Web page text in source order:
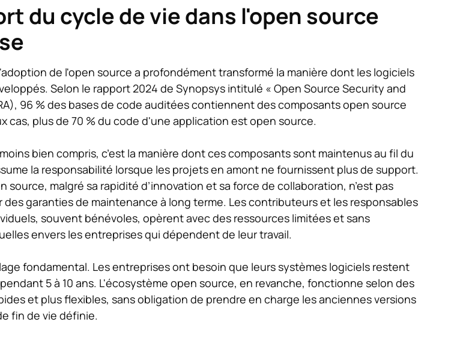
du cycle de vie dans l'open source
de l'open source a profondément transformé la manière dont les logiciels
Selon le rapport 2024 de Synopsys intitulé « Open Source Security and
96 % des bases de code auditées contiennent des composants open source
cas, plus de 70 % du code d'une application est open source.
bien compris, c’est la manière dont ces composants sont maintenus au fil du
la responsabilité lorsque les projets en amont ne fournissent plus de support.
source, malgré sa rapidité d’innovation et sa force de collaboration, n’est pas
garanties de maintenance à long terme. Les contributeurs et les responsables
souvent bénévoles, opèrent avec des ressources limitées et sans
envers les entreprises qui dépendent de leur travail.
fondamental. Les entreprises ont besoin que leurs systèmes logiciels restent
5 à 10 ans. L'écosystème open source, en revanche, fonctionne selon des
et plus flexibles, sans obligation de prendre en charge les anciennes versions
fin de vie définie.